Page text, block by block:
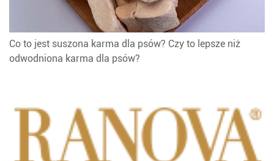
Co to jest suszona karma dla psów? Czy to lepsze niż
odwodniona karma dla psów?